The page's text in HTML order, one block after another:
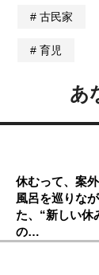
古民家
育児
あ
休むって、案
風呂を巡りな
た、“新しい休
の…